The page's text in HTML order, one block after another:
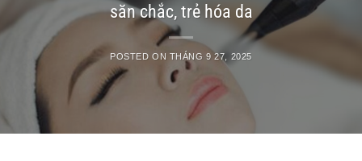
săn chắc, trẻ hóa da
POSTED ON THÁNG 9 27, 2025